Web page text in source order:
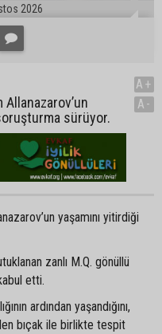
2026
Allanazarov’un
sürüyor.
A+
A-
yaşamını yitirdiği
zanlı M.Q. gönüllü
etti.
ardından yaşandığını,
bıçak ile birlikte tespit